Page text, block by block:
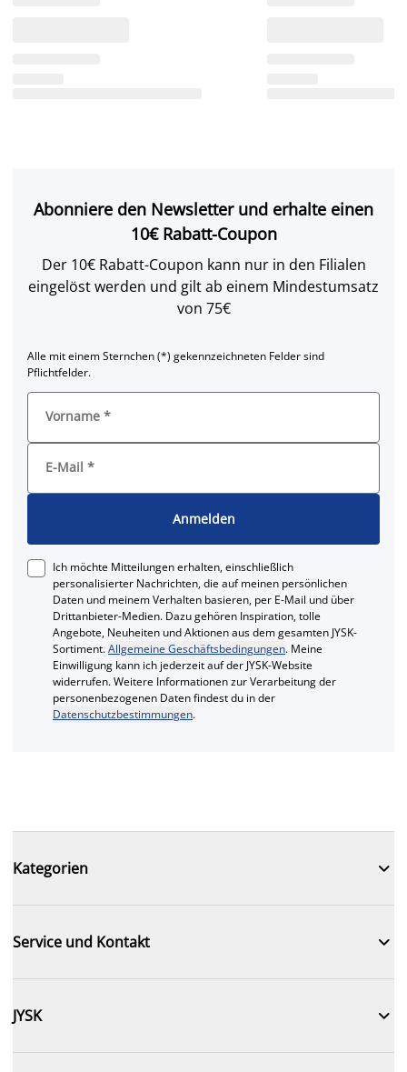
Abonniere den Newsletter und erhalte einen
10€ Rabatt-Coupon
Der 10€ Rabatt-Coupon kann nur in den Filialen
eingelöst werden und gilt ab einem Mindestumsatz
von 75€
Alle mit einem Sternchen (*) gekennzeichneten Felder sind
Pflichtfelder.
Vorname *
E-Mail *
Anmelden
Ich möchte Mitteilungen erhalten, einschließlich
personalisierter Nachrichten, die auf meinen persönlichen
Daten und meinem Verhalten basieren, per E-Mail und über
Drittanbieter-Medien. Dazu gehören Inspiration, tolle
Angebote, Neuheiten und Aktionen aus dem gesamten JYSK-
Sortiment.Allgemeine Geschäftsbedingungen. Meine
Einwilligung kann ich jederzeit auf der JYSK-Website
widerrufen. Weitere Informationen zur Verarbeitung der
personenbezogenen Daten findest du in der
Datenschutzbestimmungen.
Kategorien 
Service und Kontakt 
JYSK 